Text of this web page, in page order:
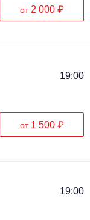
от 2 000 ₽
19:00
от 1 500 ₽
19:00